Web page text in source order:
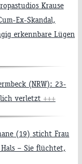
Krause
Ex-Skandal,
erkennbare Lügen
(NRW): 23-
verletzt +++
(19) sticht Frau
– Sie flüchtet,